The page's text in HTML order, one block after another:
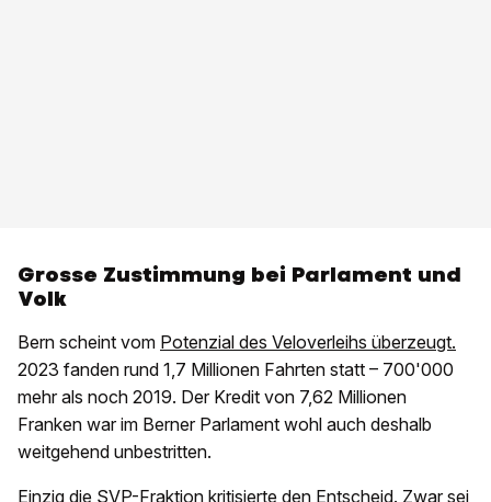
Grosse Zustimmung bei Parlament und
Volk
Bern scheint vom Potenzial des Veloverleihs überzeugt.
2023 fanden rund 1,7 Millionen Fahrten statt – 700'000
mehr als noch 2019. Der Kredit von 7,62 Millionen
Franken war im Berner Parlament wohl auch deshalb
weitgehend unbestritten.
Einzig die SVP-Fraktion kritisierte den Entscheid. Zwar sei